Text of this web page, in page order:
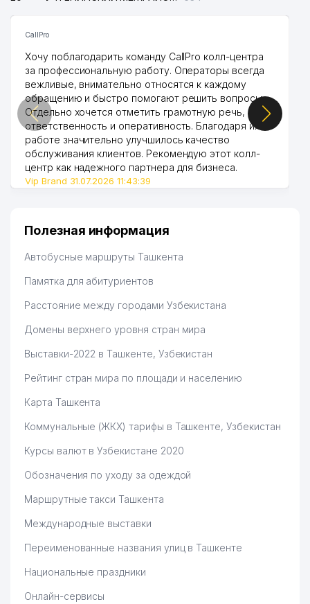
CallPro
Хочу поблагодарить команду CallPro колл-центра
за профессиональную работу. Операторы всегда
вежливые, внимательно относятся к каждому
обращению и быстро помогают решить вопросы.
Отдельно хочется отметить грамотную речь,
ответственность и оперативность. Благодаря их
работе значительно улучшилось качество
обслуживания клиентов. Рекомендую этот колл-
центр как надежного партнера для бизнеса.
Vip Brand 31.07.2026 11:43:39
Полезная информация
Автобусные маршруты Ташкента
Памятка для абитуриентов
Расстояние между городами Узбекистана
Домены верхнего уровня стран мира
Выставки-2022 в Ташкенте, Узбекистан
Рейтинг стран мира по площади и населению
Карта Ташкента
Коммунальные (ЖКХ) тарифы в Ташкенте, Узбекистан
Курсы валют в Узбекистане 2020
Обозначения по уходу за одеждой
Маршрутные такси Ташкента
Международные выставки
Переименованные названия улиц в Ташкенте
Национальные праздники
Онлайн-сервисы